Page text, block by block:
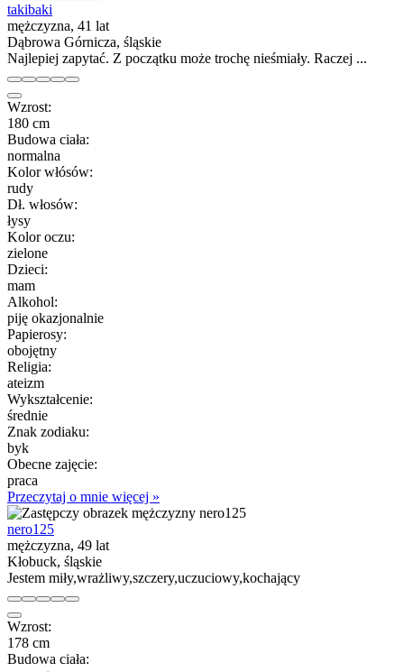
takibaki
mężczyzna, 41 lat
Dąbrowa Górnicza, śląskie
Najlepiej zapytać. Z początku może trochę nieśmiały. Raczej ...
Wzrost:
180 cm
Budowa ciała:
normalna
Kolor włósów:
rudy
Dł. włosów:
łysy
Kolor oczu:
zielone
Dzieci:
mam
Alkohol:
piję okazjonalnie
Papierosy:
obojętny
Religia:
ateizm
Wykształcenie:
średnie
Znak zodiaku:
byk
Obecne zajęcie:
praca
Przeczytaj o mnie więcej »
nero125
mężczyzna, 49 lat
Kłobuck, śląskie
Jestem miły,wrażliwy,szczery,uczuciowy,kochający
Wzrost:
178 cm
Budowa ciała: